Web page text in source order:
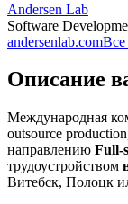
Andersen Lab
Software
andersenlab.comВсе
Описание
Международная
outsource
направлению Full-
трудоустройством
Витебск, Полоцк